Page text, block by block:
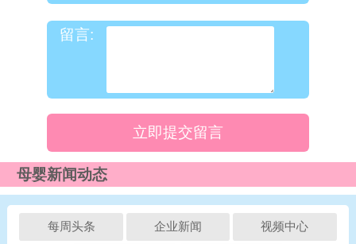
留言:
立即提交留言
母婴新闻动态
每周头条 企业新闻 视频中心